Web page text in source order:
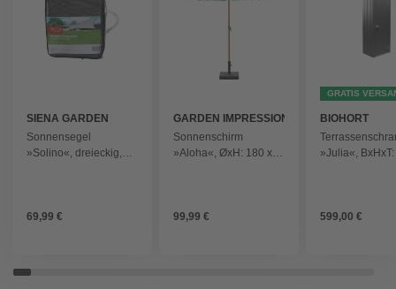
SIENA GARDEN
Sonnensegel
»Solino«, dreieckig,
69,99 €
GARDEN IMPRESSIONS
Sonnenschirm
»Aloha«, ØxH: 180 x
99,99 €
GRATIS
BIOHORT
»Julia«,
599,00 €